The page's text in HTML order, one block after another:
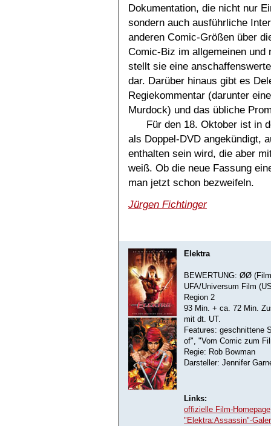
Dokumentation, die nicht nur
sondern auch ausführliche
anderen Comic-Größen über
Comic-Biz im allgemeinen
stellt sie eine
dar. Darüber hinaus gibt es
Regiekommentar (darunter
Murdock) und das übliche
Für den 18. Oktober ist in
als Doppel-DVD angekündigt,
enthalten sein wird, die aber
weiß. Ob die neue Fassung
man jetzt schon bezweifeln.
Jürgen Fichtinger
Elektra
BEWERTUNG: ØØ
UFA/Universum Film
Region 2
93 Min. + ca. 72 Min.
mit dt. UT.
Features: geschnittene
of", "Vom Comic zum
Regie: Rob Bowman
Darsteller: Jennifer
Links:
offizielle Film-Homepage
"Elektra:Assassin"-